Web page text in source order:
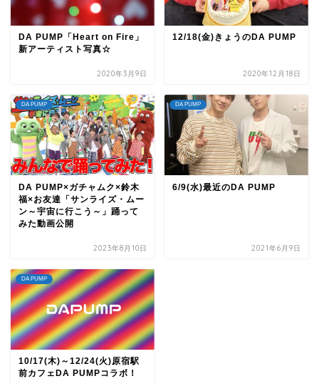
DA PUMP「Heart on Fire」
新アーティスト写真☆
2020年3月9日
12/18(金)きょうのDA PUMP
2020年12月18日
DA PUMP
DA PUMP×ガチャムク×鈴木
福×お友達「サンライズ・ムー
ン～宇宙に行こう～」踊って
みた動画公開
2023年8月10日
DA PUMP
6/9(水)最近のDA PUMP
2021年6月9日
DA PUMP
10/17(木)～12/24(火)原宿駅
前カフェDA PUMPコラボ！